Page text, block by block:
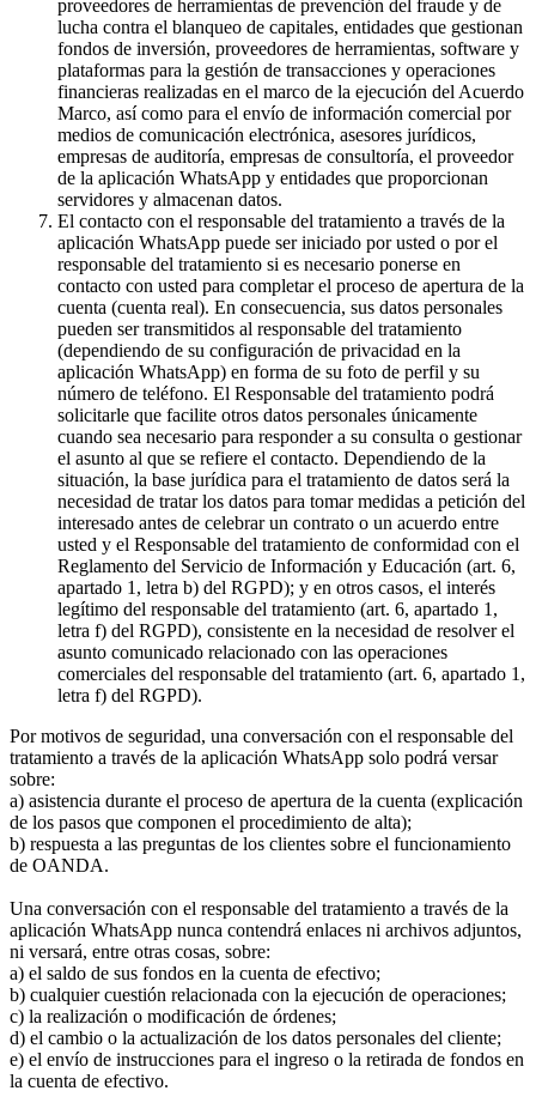
proveedores de herramientas de prevención del fraude y de
lucha contra el blanqueo de capitales, entidades que gestionan
fondos de inversión, proveedores de herramientas, software y
plataformas para la gestión de transacciones y operaciones
financieras realizadas en el marco de la ejecución del Acuerdo
Marco, así como para el envío de información comercial por
medios de comunicación electrónica, asesores jurídicos,
empresas de auditoría, empresas de consultoría, el proveedor
de la aplicación WhatsApp y entidades que proporcionan
servidores y almacenan datos.
El contacto con el responsable del tratamiento a través de la
aplicación WhatsApp puede ser iniciado por usted o por el
responsable del tratamiento si es necesario ponerse en
contacto con usted para completar el proceso de apertura de la
cuenta (cuenta real). En consecuencia, sus datos personales
pueden ser transmitidos al responsable del tratamiento
(dependiendo de su configuración de privacidad en la
aplicación WhatsApp) en forma de su foto de perfil y su
número de teléfono. El Responsable del tratamiento podrá
solicitarle que facilite otros datos personales únicamente
cuando sea necesario para responder a su consulta o gestionar
el asunto al que se refiere el contacto. Dependiendo de la
situación, la base jurídica para el tratamiento de datos será la
necesidad de tratar los datos para tomar medidas a petición del
interesado antes de celebrar un contrato o un acuerdo entre
usted y el Responsable del tratamiento de conformidad con el
Reglamento del Servicio de Información y Educación (art. 6,
apartado 1, letra b) del RGPD); y en otros casos, el interés
legítimo del responsable del tratamiento (art. 6, apartado 1,
letra f) del RGPD), consistente en la necesidad de resolver el
asunto comunicado relacionado con las operaciones
comerciales del responsable del tratamiento (art. 6, apartado 1,
letra f) del RGPD).
Por motivos de seguridad, una conversación con el responsable del
tratamiento a través de la aplicación WhatsApp solo podrá versar
sobre:
a) asistencia durante el proceso de apertura de la cuenta (explicación
de los pasos que componen el procedimiento de alta);
b) respuesta a las preguntas de los clientes sobre el funcionamiento
de OANDA.
Una conversación con el responsable del tratamiento a través de la
aplicación WhatsApp nunca contendrá enlaces ni archivos adjuntos,
ni versará, entre otras cosas, sobre:
a) el saldo de sus fondos en la cuenta de efectivo;
b) cualquier cuestión relacionada con la ejecución de operaciones;
c) la realización o modificación de órdenes;
d) el cambio o la actualización de los datos personales del cliente;
e) el envío de instrucciones para el ingreso o la retirada de fondos en
la cuenta de efectivo.